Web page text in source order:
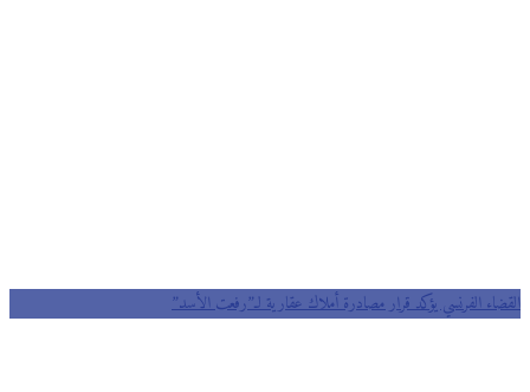
القضاء الفرنسي يؤكد قرار مصادرة أملاك عقارية لـ”رفعت الأسد”